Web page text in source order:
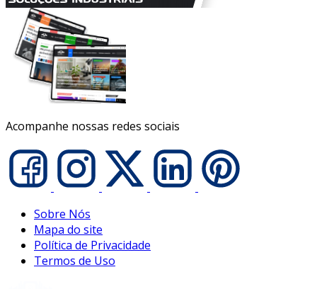
Acompanhe nossas redes sociais
Sobre Nós
Mapa do site
Política de Privacidade
Termos de Uso